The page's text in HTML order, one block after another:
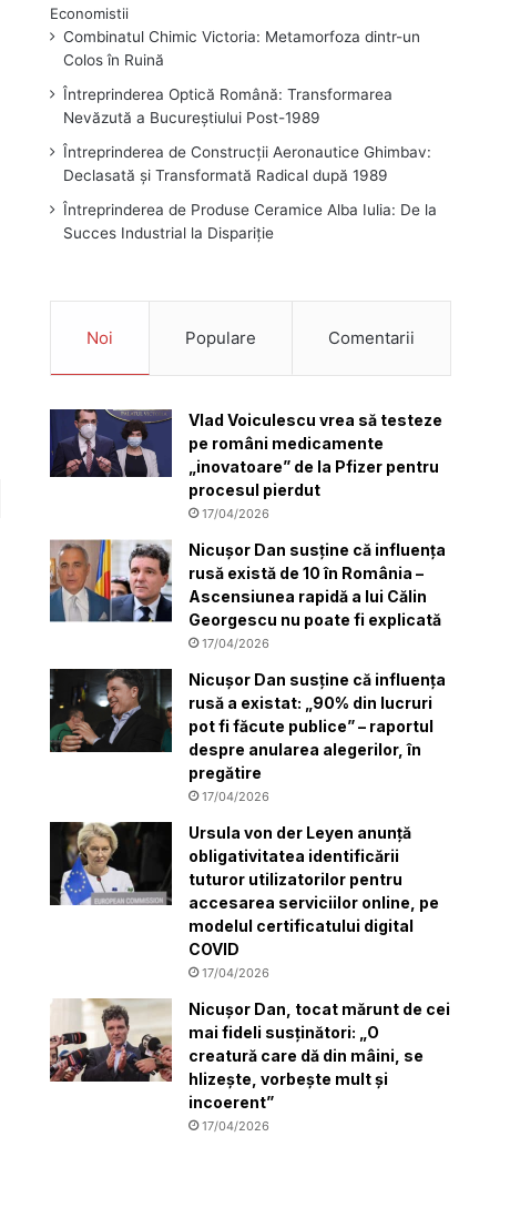
Combinatul Chimic Victoria: Metamorfoza dintr-un
Colos în Ruină
Întreprinderea Optică Română: Transformarea
Nevăzută a Bucureștiului Post-1989
Întreprinderea de Construcții Aeronautice Ghimbav:
Declasată și Transformată Radical după 1989
Întreprinderea de Produse Ceramice Alba Iulia: De la
Succes Industrial la Dispariție
Noi Populare Comentarii
Vlad Voiculescu vrea să testeze
pe români medicamente
„inovatoare” de la Pfizer pentru
procesul pierdut
17/04/2026
Nicușor Dan susține că influența
rusă există de 10 în România –
Ascensiunea rapidă a lui Călin
Georgescu nu poate fi explicată
17/04/2026
Nicușor Dan susține că influența
rusă a existat: „90% din lucruri
pot fi făcute publice” – raportul
despre anularea alegerilor, în
pregătire
17/04/2026
Ursula von der Leyen anunță
obligativitatea identificării
tuturor utilizatorilor pentru
accesarea serviciilor online, pe
modelul certificatului digital
COVID
17/04/2026
Nicușor Dan, tocat mărunt de cei
mai fideli susținători: „O
creatură care dă din mâini, se
hlizește, vorbește mult și
incoerent”
17/04/2026